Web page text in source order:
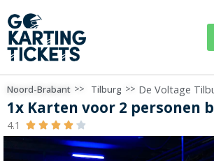
Noord-Brabant >> Tilburg >> De Voltage
1x Karten voor 2 personen
4.1     